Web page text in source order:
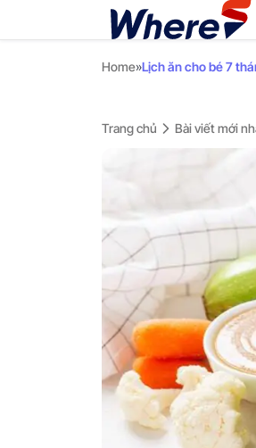
Home»Lịch ăn cho bé 7
Trang chủ Bài viết mới